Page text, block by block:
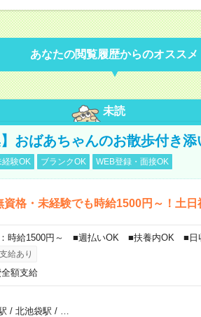
あなたの閲覧履歴からのオススメ
未読
】おばあちゃんのお散歩付き
験OK ブランクOK WEB登録・面接OK
格・未経験でも時給1500円～！土日
時給1500円～ ■週払いOK ■扶養内OK ■日
給あり
額支給
/ 北池袋駅 /